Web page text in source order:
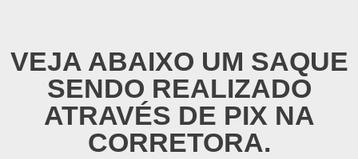
VEJA ABAIXO UM SAQUE
SENDO REALIZADO
ATRAVÉS DE PIX NA
CORRETORA.